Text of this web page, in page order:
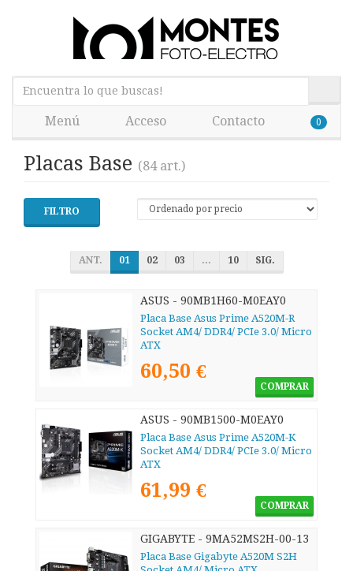
Menú Acceso Contacto 0
Placas Base (84 art.)
FILTRO
ANT. 01 02 03 ... 10 SIG.
ASUS - 90MB1H60-M0EAY0
Placa Base Asus Prime A520M-R
Socket AM4/ DDR4/ PCIe 3.0/ Micro
ATX
60,50 €
COMPRAR
ASUS - 90MB1500-M0EAY0
Placa Base Asus Prime A520M-K
Socket AM4/ DDR4/ PCIe 3.0/ Micro
ATX
61,99 €
COMPRAR
GIGABYTE - 9MA52MS2H-00-13
Placa Base Gigabyte A520M S2H